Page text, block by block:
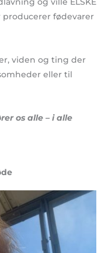
og ville ELSKE
fødevarer
viden og ting der
eller til
os alle – i alle